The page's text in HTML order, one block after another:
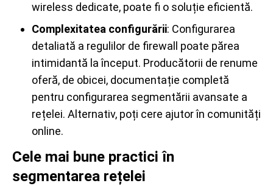
wireless dedicate, poate fi o soluție eficientă.
Complexitatea configurării: Configurarea
detaliată a regulilor de firewall poate părea
intimidantă la început. Producătorii de renume
oferă, de obicei, documentație completă
pentru configurarea segmentării avansate a
rețelei. Alternativ, poți cere ajutor în comunități
online.
Cele mai bune practici în
segmentarea rețelei